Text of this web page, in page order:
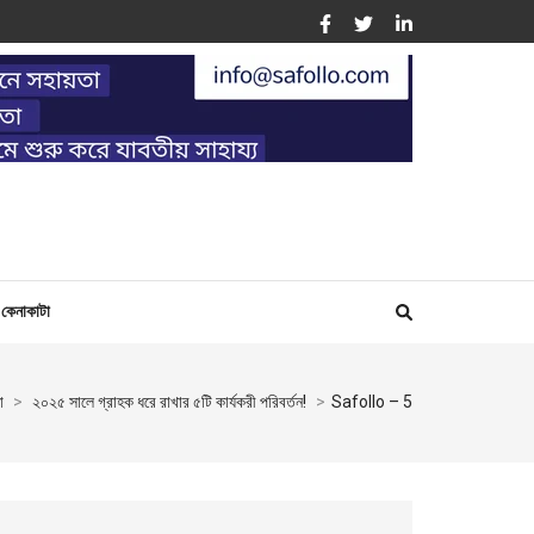
কেনাকাটা
> ২০২৫ সালে গ্রাহক ধরে রাখার ৫টি কার্যকরী পরিবর্তন! > Safollo – 5